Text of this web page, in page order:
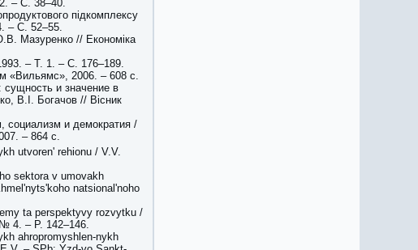
– С. 38–40.
підкомплексу
– С. 52–55.
Мазуренко // Економіка
– Т. 1. – С. 176–189.
«Вильямс», 2006. – 608 с.
сущность и значение в
В.І. Богачов // Вісник
социализм и демократия /
– 864 с.
utvoren' rehionu / V.V.
sektora v umovakh
natsional'noho
ta perspektyvy rozvytku /
4. – P. 142–146.
ahropromyshlen-nykh